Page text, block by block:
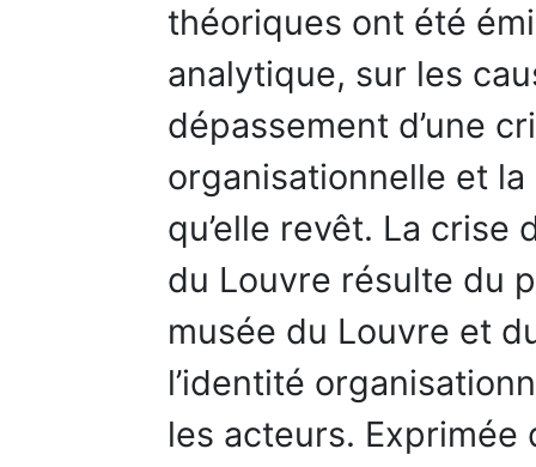
théoriques ont été
analytique, sur les
dépassement d’une
organisationnelle et la
qu’elle revêt. La crise
du Louvre résulte du
musée du Louvre et
l’identité
les acteurs.